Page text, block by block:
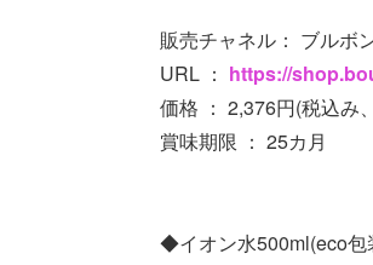
販売チャネル： ブルボ
URL ： https://
価格 ： 2,376円(税込み
賞味期限 ： 25カ月
◆イオン水500ml(eco包